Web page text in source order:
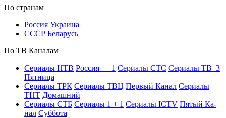
По стра­нам
Рос­сия Ук­раи­на
СССР Бе­ла­русь
По ТВ Ка­на­лам
Се­риа­лы НТВ Рос­сия — 1 Се­риа­лы СТС Се­риа­лы ТВ–3
Пят­ни­ца
Се­риа­лы ТРК Се­риа­лы ТВЦ Пер­вый Ка­нал Се­риа­лы
ТНТ До­маш­ний
Се­риа­лы СТБ Се­риа­лы 1 + 1 Се­риа­лы ICTV Пя­тый Ка­
нал Суб­бо­та